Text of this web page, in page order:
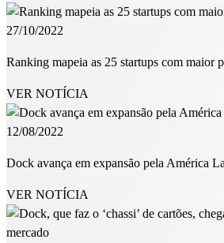
27/10/2022
Ranking mapeia as 25 startups com maior
VER NOTÍCIA
12/08/2022
Dock avança em expansão pela América
VER NOTÍCIA